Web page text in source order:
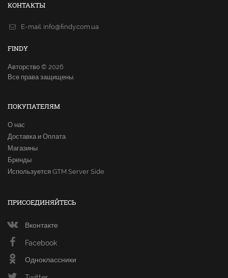
КОНТАКТЫ
E-mail. info@findy.com.ua
FINDY
Авторство © 2026
Все права защищены.
ПОКУПАТЕЛЯМ
О нас
Доставка и Оплата
Магазины
Бренды
Используется GTM Server Side
ПРИСОЕДИНЯЙТЕСЬ
Вконтакте
Facebook
Одноклассники